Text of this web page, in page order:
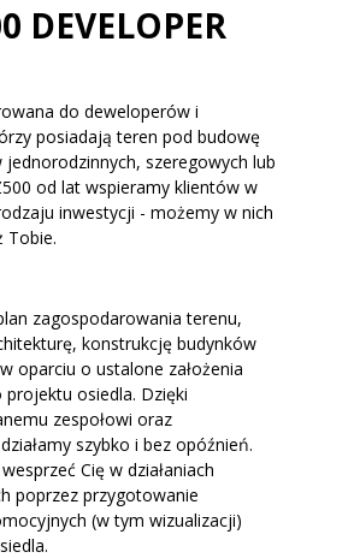
DEVELOPER
do deweloperów i
posiadają teren pod budowę
szeregowych lub
od lat wspieramy klientów w
inwestycji - możemy w nich
Tobie.
zagospodarowania terenu,
konstrukcję budynków
oparciu o ustalone założenia
projektu osiedla. Dzięki
zespołowi oraz
szybko i bez opóźnień.
Cię w działaniach
poprzez przygotowanie
(w tym wizualizacji)